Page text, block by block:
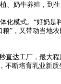
、奶牛养殖，到
化模式。“好奶是
”，又带动当地
直达工厂，最大
不断培育乳业新